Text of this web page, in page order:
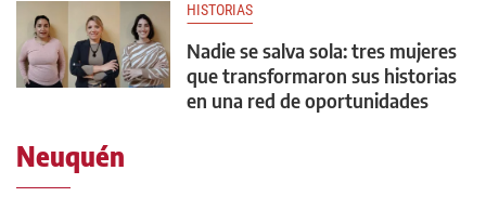
HISTORIAS
Nadie se salva sola: tres mujeres
que transformaron sus historias
en una red de oportunidades
Neuquén